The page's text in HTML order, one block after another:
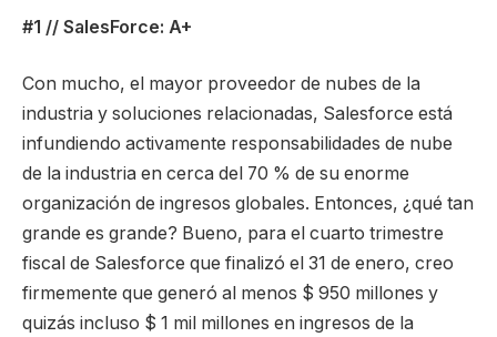
#1 // SalesForce: A+
Con mucho, el mayor proveedor de nubes de la
industria y soluciones relacionadas, Salesforce está
infundiendo activamente responsabilidades de nube
de la industria en cerca del 70 % de su enorme
organización de ingresos globales. Entonces, ¿qué tan
grande es grande? Bueno, para el cuarto trimestre
fiscal de Salesforce que finalizó el 31 de enero, creo
firmemente que generó al menos $ 950 millones y
quizás incluso $ 1 mil millones en ingresos de la